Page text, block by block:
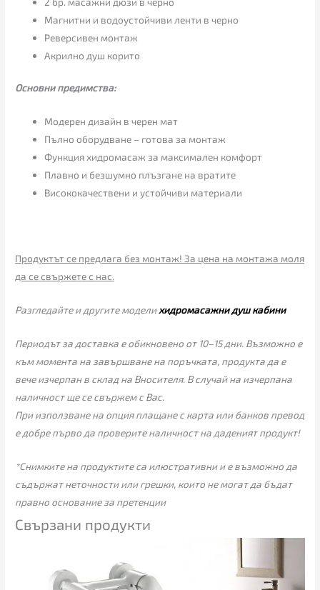
Магнитни и водоустойчиви ленти в черно
Реверсивен монтаж
Акрилно душ корито
Основни предимства:
Модерен дизайн в черен мат
Пълно оборудване – готова за монтаж
Функция хидромасаж за максимален комфорт
Плавно и безшумно плъзгане на вратите
Висококачествени и устойчиви материали
Продуктът се предлага без монтаж! За цена на монтажа моля
да се свържете с нас.
Разгледайте и другите моделихидромасажни душ кабини
Периодът за доставка е обикновено от 10–15 дни. Възможно е
към момента на завършване на поръчката, продукта да е
вече изчерпан в склад на Вносителя. В случай на изчерпана
наличност ще се свържем с Вас.
При използване на опция плащане с карта или банков превод
е добре първо да проверите наличност на даденият продукт!
*Снимките на продуктите са илюстративни и е възможно да
съдържат неточности или грешки, които не могат да бъдат
правно основание за претенции
Свързани продукти